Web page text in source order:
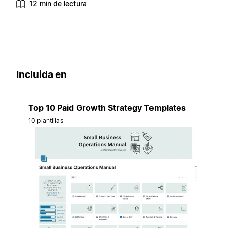
12 min de lectura
Incluida en
Top 10 Paid Growth Strategy Templates
10 plantillas